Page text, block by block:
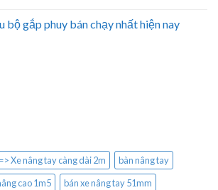
bộ gắp phuy bán chạy nhất hiện nay
=> Xe nâng tay càng dài 2m
bàn nâng tay
cao 1m5
bán xe nâng tay 51mm